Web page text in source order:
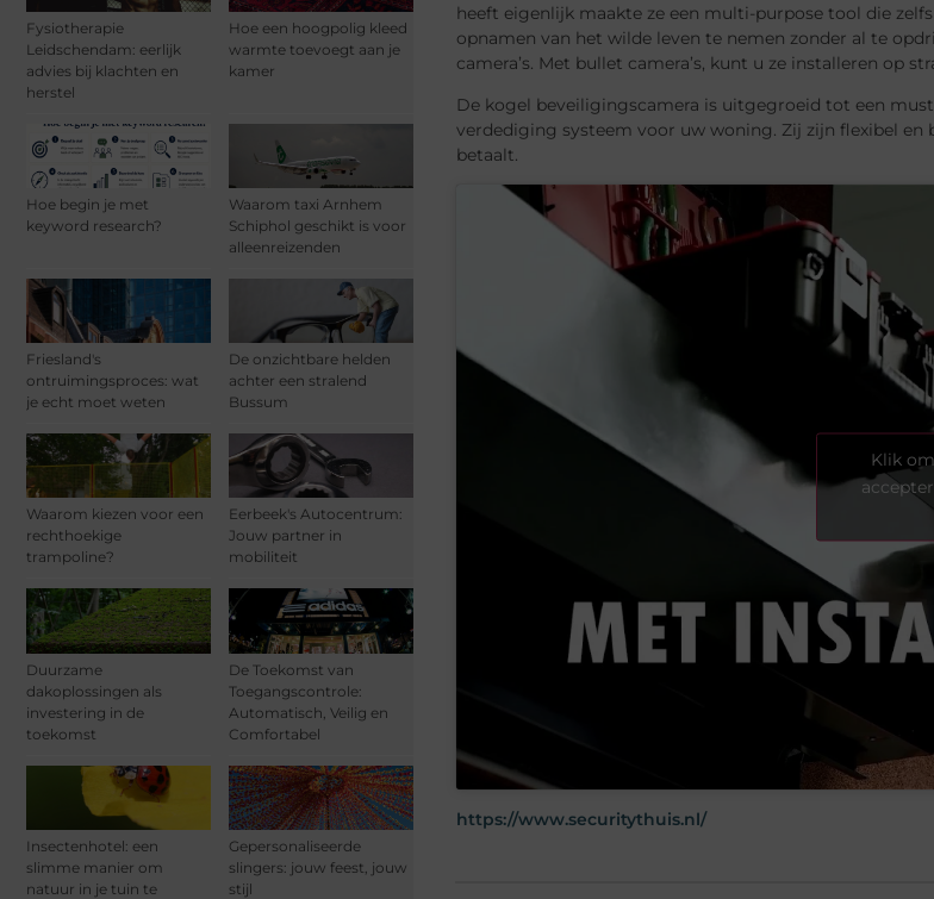
Fysiotherapie
Leidschendam: eerlijk
advies bij klachten en
herstel
Hoe een hoogpolig kleed
warmte toevoegt aan je
kamer
Hoe begin je met
keyword research?
Waarom taxi Arnhem
Schiphol geschikt is voor
alleenreizenden
Friesland's
ontruimingsproces: wat
je echt moet weten
De onzichtbare helden
achter een stralend
Bussum
Waarom kiezen voor een
rechthoekige
trampoline?
Eerbeek's Autocentrum:
Jouw partner in
mobiliteit
Duurzame
dakoplossingen als
investering in de
toekomst
De Toekomst van
Toegangscontrole:
Automatisch, Veilig en
Comfortabel
Insectenhotel: een
slimme manier om
natuur in je tuin te
Gepersonaliseerde
slingers: jouw feest, jouw
stijl
heeft eigenlijk maakte ze een multi-purpose tool die
opnamen van het wilde leven te nemen zonder al te
camera’s. Met bullet camera’s, kunt u ze installeren op
De kogel beveiligingscamera is uitgegroeid tot een
verdediging systeem voor uw woning. Zij zijn flexibel en
betaalt.
Klik
https://www.securitythuis.nl/